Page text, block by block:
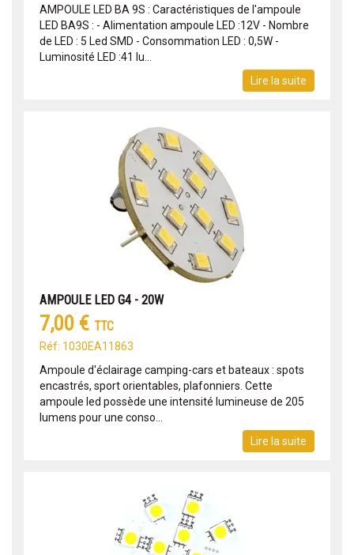
AMPOULE LED BA 9S : Caractéristiques de l'ampoule
LED BA9S : - Alimentation ampoule LED :12V - Nombre
de LED : 5 Led SMD - Consommation LED : 0,5W -
Luminosité LED :41 lu...
Lire la suite
AMPOULE LED G4 - 20W
7,00 € TTC
Réf: 1030EA11863
Ampoule d'éclairage camping-cars et bateaux : spots
encastrés, sport orientables, plafonniers. Cette
ampoule led possède une intensité lumineuse de 205
lumens pour une conso...
Lire la suite